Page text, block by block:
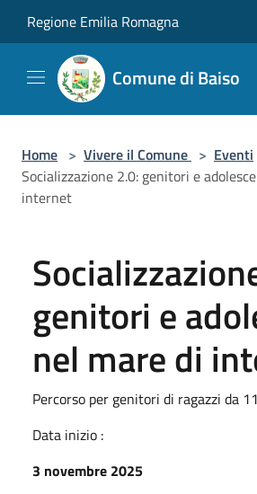
Regione Emilia Romagna
Comune di Baiso
Home > Vivere il Comune > Eventi
Socializzazione 2.0: genitori e
internet
genitori e
nel mare di
Percorso per genitori di ragazzi da
Data inizio :
3 novembre 2025